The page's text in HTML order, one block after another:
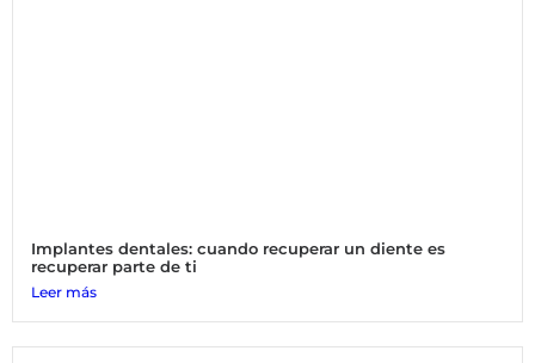
Implantes dentales: cuando recuperar un diente es
recuperar parte de ti
Leer más